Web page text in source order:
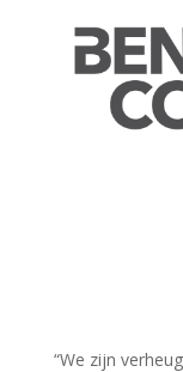
“We zijn